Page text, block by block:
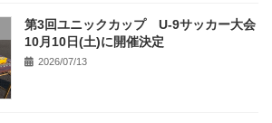
第3回ユニックカップ U-9サッカー大会
10月10日(土)に開催決定
2026/07/13